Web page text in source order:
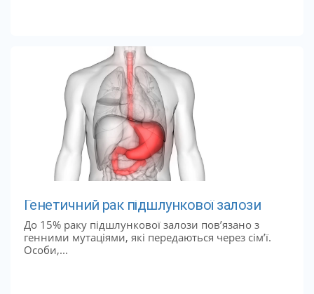
Генетичний рак підшлункової залози
До 15% раку підшлункової залози пов’язано з
генними мутаціями, які передаються через сім’ї.
Особи,...